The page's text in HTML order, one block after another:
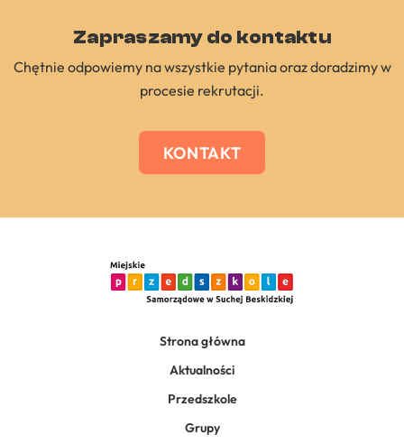
Zapraszamy do kontaktu
Chętnie odpowiemy na wszystkie pytania oraz doradzimy w
procesie rekrutacji.
KONTAKT
Strona główna
Aktualności
Przedszkole
Grupy